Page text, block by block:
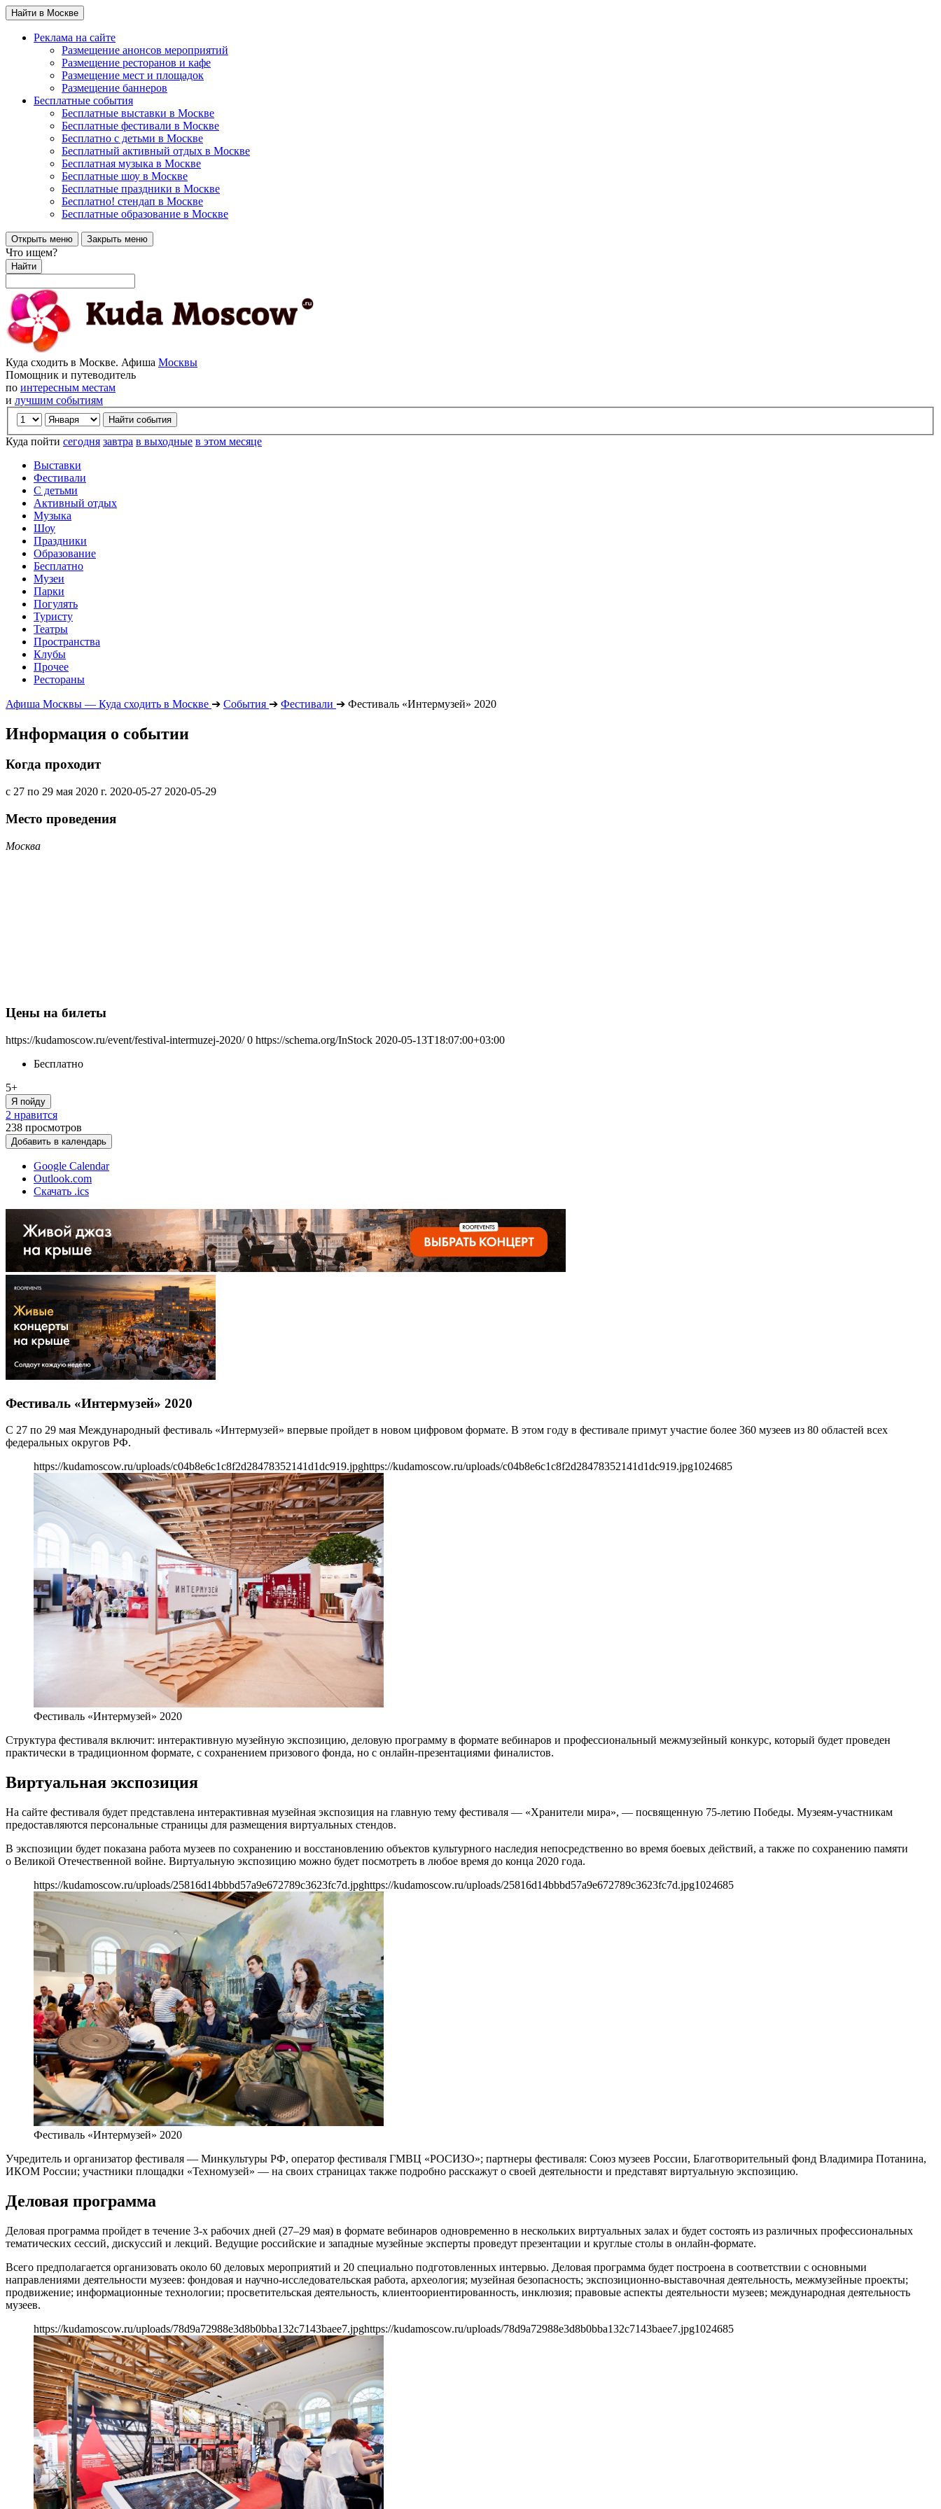
Найти в Москве
Реклама на сайте
Размещение анонсов мероприятий
Размещение ресторанов и кафе
Размещение мест и площадок
Размещение баннеров
Бесплатные события
Бесплатные выставки в Москве
Бесплатные фестивали в Москве
Бесплатно с детьми в Москве
Бесплатный активный отдых в Москве
Бесплатная музыка в Москве
Бесплатные шоу в Москве
Бесплатные праздники в Москве
Бесплатно! стендап в Москве
Бесплатные образование в Москве
Открыть меню Закрыть меню
Что ищем?
Найти
Куда сходить в Москве. Афиша Москвы
Помощник и путеводитель
по интересным местам
и лучшим событиям
Куда пойти сегодня завтра в выходные в этом месяце
Выставки
Фестивали
С детьми
Активный отдых
Музыка
Шоу
Праздники
Образование
Бесплатно
Музеи
Парки
Погулять
Туристу
Театры
Пространства
Клубы
Прочее
Рестораны
Афиша Москвы — Куда сходить в Москве ➔ События ➔ Фестивали ➔ Фестиваль «Интермузей» 2020
Информация о событии
Когда проходит
с 27 по 29 мая 2020 г. 2020-05-27 2020-05-29
Место проведения
Москва
Цены на билеты
https://kudamoscow.ru/event/festival-intermuzej-2020/ 0 https://schema.org/InStock 2020-05-13T18:07:00+03:00
Бесплатно
5+
Я пойду
2 нравится
238 просмотров
Добавить в календарь
Google Calendar
Outlook.com
Скачать .ics
Фестиваль «Интермузей» 2020
С 27 по 29 мая Международный фестиваль «Интермузей» впервые пройдет в новом цифровом формате. В этом году в фестивале примут участие более 360 музеев из 80 областей всех
федеральных округов РФ.
https://kudamoscow.ru/uploads/c04b8e6c1c8f2d28478352141d1dc919.jpghttps://kudamoscow.ru/uploads/c04b8e6c1c8f2d28478352141d1dc919.jpg1024685
Фестиваль «Интермузей» 2020
Структура фестиваля включит: интерактивную музейную экспозицию, деловую программу в формате вебинаров и профессиональный межмузейный конкурс, который будет проведен
практически в традиционном формате, с сохранением призового фонда, но с онлайн-презентациями финалистов.
Виртуальная экспозиция
На сайте фестиваля будет представлена интерактивная музейная экспозиция на главную тему фестиваля — «Хранители мира», — посвященную 75-летию Победы. Музеям-участникам
предоставляются персональные страницы для размещения виртуальных стендов.
В экспозиции будет показана работа музеев по сохранению и восстановлению объектов культурного наследия непосредственно во время боевых действий, а также по сохранению памяти
о Великой Отечественной войне. Виртуальную экспозицию можно будет посмотреть в любое время до конца 2020 года.
https://kudamoscow.ru/uploads/25816d14bbbd57a9e672789c3623fc7d.jpghttps://kudamoscow.ru/uploads/25816d14bbbd57a9e672789c3623fc7d.jpg1024685
Фестиваль «Интермузей» 2020
Учредитель и организатор фестиваля — Минкультуры РФ, оператор фестиваля ГМВЦ «РОСИЗО»; партнеры фестиваля: Союз музеев России, Благотворительный фонд Владимира Потанина,
ИКОМ России; участники площадки «Техномузей» — на своих страницах также подробно расскажут о своей деятельности и представят виртуальную экспозицию.
Деловая программа
Деловая программа пройдет в течение 3-х рабочих дней (27–29 мая) в формате вебинаров одновременно в нескольких виртуальных залах и будет состоять из различных профессиональных
тематических сессий, дискуссий и лекций. Ведущие российские и западные музейные эксперты проведут презентации и круглые столы в онлайн-формате.
Всего предполагается организовать около 60 деловых мероприятий и 20 специально подготовленных интервью. Деловая программа будет построена в соответствии с основными
направлениями деятельности музеев: фондовая и научно-исследовательская работа, археология; музейная безопасность; экспозиционно-выставочная деятельность, межмузейные проекты;
продвижение; информационные технологии; просветительская деятельность, клиентоориентированность, инклюзия; правовые аспекты деятельности музеев; международная деятельность
музеев.
https://kudamoscow.ru/uploads/78d9a72988e3d8b0bba132c7143baee7.jpghttps://kudamoscow.ru/uploads/78d9a72988e3d8b0bba132c7143baee7.jpg1024685